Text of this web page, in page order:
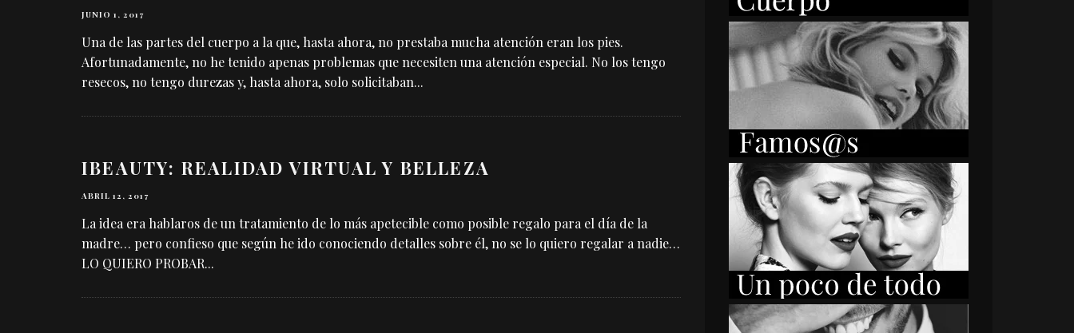
JUNIO 1, 2017
Una de las partes del cuerpo a la que, hasta ahora, no prestaba mucha atención eran los pies.
Afortunadamente, no he tenido apenas problemas que necesiten una atención especial. No los tengo
resecos, no tengo durezas y, hasta ahora, solo solicitaban...
IBEAUTY: REALIDAD VIRTUAL Y BELLEZA
ABRIL 12, 2017
La idea era hablaros de un tratamiento de lo más apetecible como posible regalo para el día de la
madre… pero confieso que según he ido conociendo detalles sobre él, no se lo quiero regalar a nadie…
LO QUIERO PROBAR...